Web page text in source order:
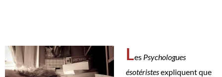
Les Psychologues
ésotéristesexpliquent que